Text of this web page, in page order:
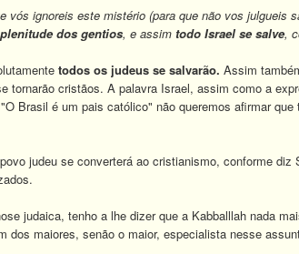
vós ignoreis este mistério (para que não vos
plenitude dos gentios, e assim todo Israel se salve,
todos os judeus se salvarão. Assim
tornarão cristãos. A palavra Israel, assim como a
Brasil é um pais católico" não queremos afirmar
judeu se converterá ao cristianismo, conforme
judaica, tenho a lhe dizer que a Kabballlah nada
dos maiores, senão o maior, especialista nesse